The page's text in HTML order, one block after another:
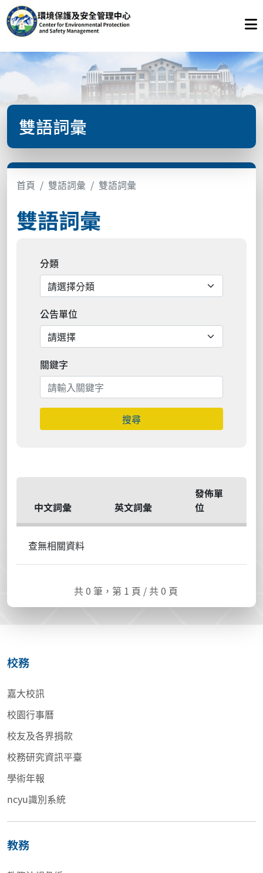
雙語詞彙
首頁 雙語詞彙 雙語詞彙
雙語詞彙
分類
公告單位
關鍵字
搜尋
中文詞彙 英文詞彙
發佈單
位
查無相關資料
共 0 筆，第 1 頁 / 共 0 頁
校務
嘉大校訊
校園行事曆
校友及各界捐款
校務研究資訊平臺
學術年報
ncyu識別系統
教務